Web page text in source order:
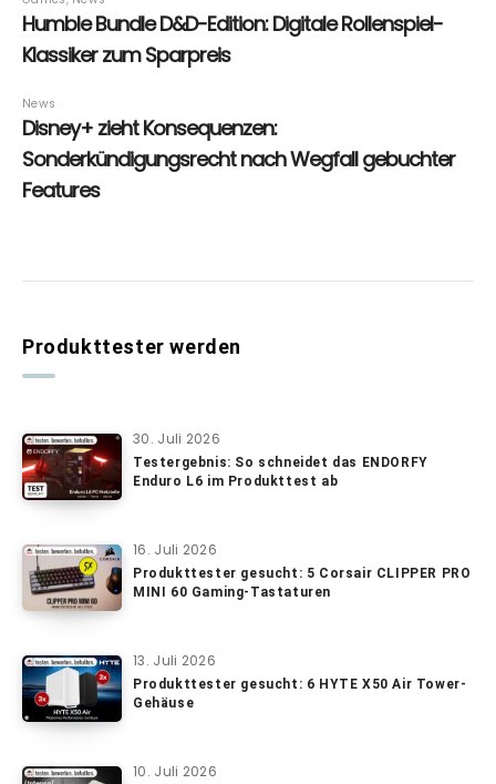
Produkttester werden
30. Juli 2026
Testergebnis: So schneidet das ENDORFY
Enduro L6 im Produkttest ab
16. Juli 2026
Produkttester gesucht: 5 Corsair CLIPPER PRO
MINI 60 Gaming-Tastaturen
13. Juli 2026
Produkttester gesucht: 6 HYTE X50 Air Tower-
Gehäuse
10. Juli 2026